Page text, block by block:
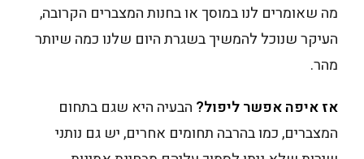
מה שאומרים לנו במוסך או בחנות המצברים הקרובה,
העיקר שנוכל להמשיך בשגרת היום שלנו כמה שיותר
מהר.
אז איפה אפשר ליפול? הבעיה היא שגם בתחום
המצברים, כמו בהרבה תחומים אחרים, יש גם נותני